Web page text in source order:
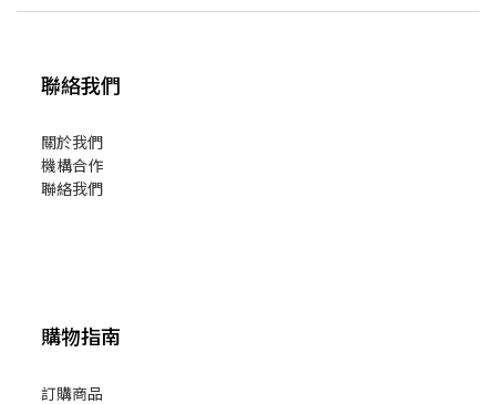
聯絡我們
關於我們
機構合作
聯絡我們
購物指南
訂購商品